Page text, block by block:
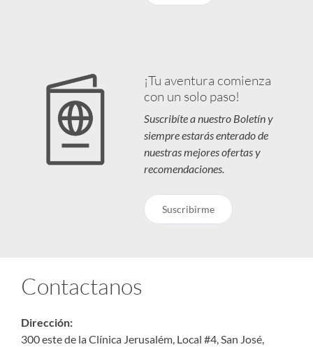
¡Tu aventura comienza
con un solo paso!
Suscribíte a nuestro Boletín y
siempre estarás enterado de
nuestras mejores ofertas y
recomendaciones.
Suscribirme
Contactanos
Dirección:
300 este de la Clínica Jerusalém, Local #4, San José,